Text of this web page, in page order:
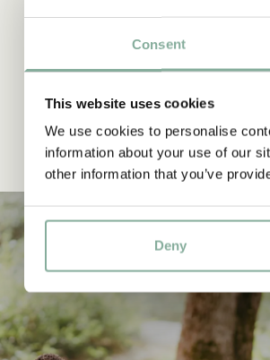
Consent
This website uses cookies
We use cookies to personalise
information about your use of our
other information that you’ve
Deny